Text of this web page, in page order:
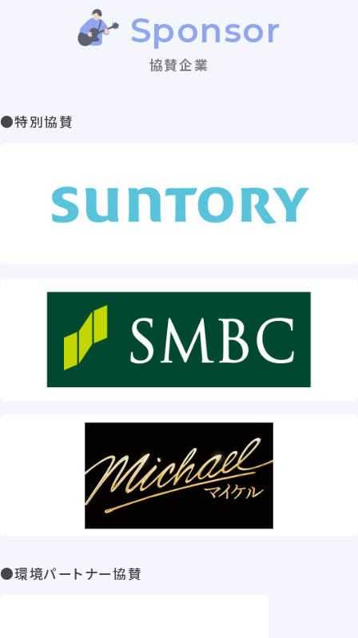
Sponsor
協賛企業
●特別協賛
●環境パートナー協賛